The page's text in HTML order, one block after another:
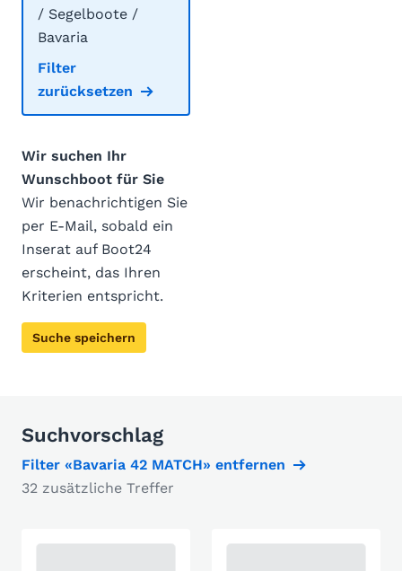
/ Segelboote /
Bavaria
Filter
zurücksetzen
Wir suchen Ihr
Wunschboot für Sie
Wir benachrichtigen Sie
per E-Mail, sobald ein
Inserat auf Boot24
erscheint, das Ihren
Kriterien entspricht.
Suche speichern
Suchvorschlag
Filter «Bavaria 42 MATCH» entfernen
32 zusätzliche Treffer